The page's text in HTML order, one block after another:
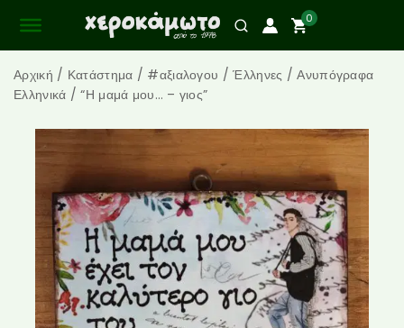
0
Αρχική / Κατάστημα / #αξιαλογου / Έλληνες / Ανυπόγραφα
Ελληνικά / “Η μαμά μου… – γιος”